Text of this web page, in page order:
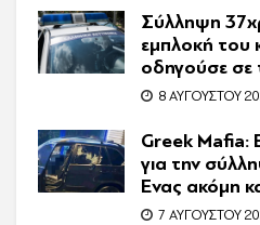
Σύλληψη
εμπλοκή του
οδηγούσε σε
8 ΑΥΓΟΎΣΤΟΥ
Greek Mafia:
για την
Ένας ακόμη
τον θάνατο
7 ΑΥΓΟΎΣΤΟΥ